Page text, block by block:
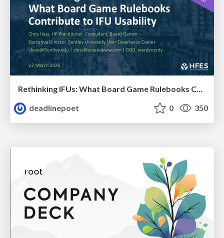
deadlinepoet
0 350